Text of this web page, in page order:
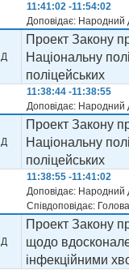
11:41:02 -11:54:02
Доповідає: Народний
Д
Проект Закону
Національну
поліцейських
11:38:44 -11:38:55
Доповідає: Народний
Д
Проект Закону
Національну
поліцейських
11:38:55 -11:41:02
Доповідає: Народний
Співдоповідає:
Д
Проект Закону
щодо
інфекційними